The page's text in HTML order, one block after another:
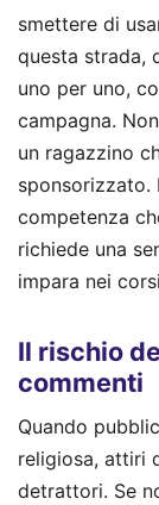
smettere di
questa strada,
uno per uno,
campagna.
un ragazzino
sponsorizzato.
competenza
richiede una
impara nei
Il rischio
commenti
Quando
religiosa, attiri
detrattori. Se